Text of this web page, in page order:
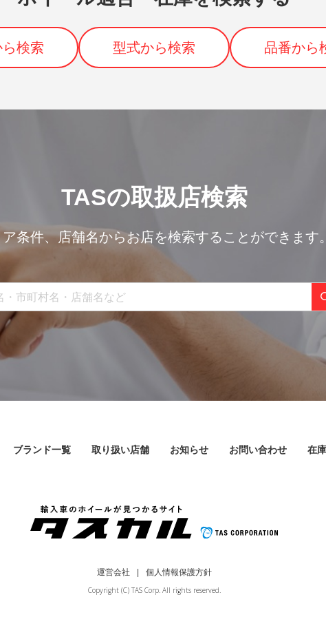
検索 型式から検索 品番から
TASの取扱店検索
条件、店舗名からお店を検索することができます。
ブランド一覧 取り扱い店舗 お知らせ お問い合わせ 在
運営会社
個人情報保護方針
Copyright (C) TAS Corp. All rights reserved.